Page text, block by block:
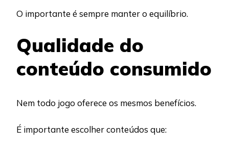
O importante é sempre manter o equilíbrio.
Qualidade do
conteúdo consumido
Nem todo jogo oferece os mesmos benefícios.
É importante escolher conteúdos que: